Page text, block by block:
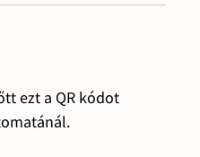
ezt a QR kódot